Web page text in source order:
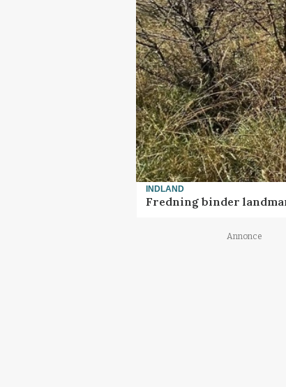
INDLAND
Fredning binder
Annonce